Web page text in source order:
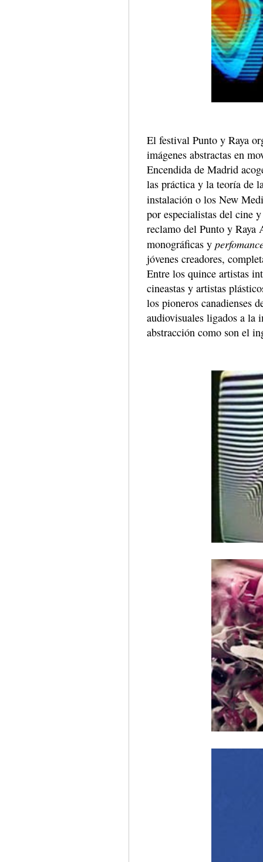
El festival Punto y Raya
imágenes abstractas en
Encendida de Madrid
las práctica y la teoría de
instalación o los New
por especialistas del cine
reclamo del Punto y Raya
monográficas y
jóvenes creadores,
Entre los quince artistas
cineastas y artistas
los pioneros canadienses
audiovisuales ligados a la
abstracción como son el